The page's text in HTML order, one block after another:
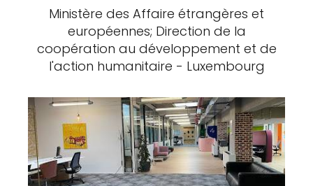
Ministère des Affaire étrangères et
européennes; Direction de la
coopération au développement et de
l'action humanitaire - Luxembourg